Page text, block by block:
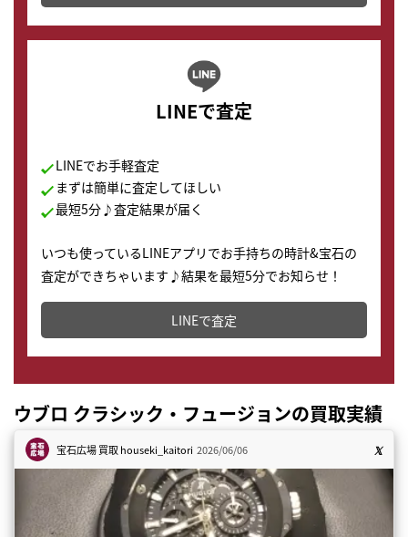
LINEで査定
LINEでお手軽査定
まずは簡単に査定してほしい
最短5分♪査定結果が届く
いつも使っているLINEアプリでお手持ちの時計&宝石の
査定ができちゃいます♪結果を最短5分でお知らせ！
どこからでもすぐに査定金額を知ることが出来ます。
LINEで査定
ウブロ クラシック・フュージョンの買取実績
宝石広場 買取houseki_kaitori 2026/06/06